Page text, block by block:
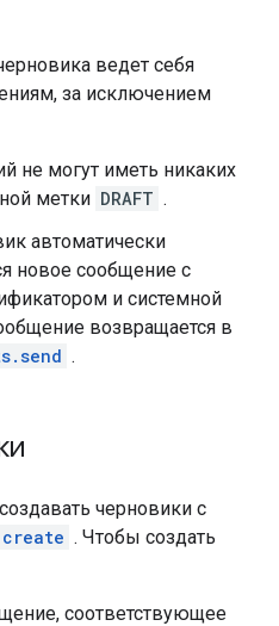
ведет себя
за исключением
не могут иметь никаких
метки DRAFT .
автоматически
новое сообщение с
и системной
возвращается в
.
черновики с
. Чтобы создать
соответствующее